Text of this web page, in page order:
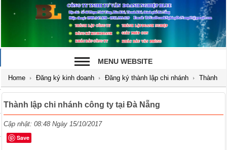
MENU WEBSITE
Home Đăng ký kinh doanh Đăng ký thành lập chi nhánh Thành
Thành lập chi nhánh công ty tại Đà Nẵng
Cập nhật: 08:48 Ngày 15/10/2017
Save